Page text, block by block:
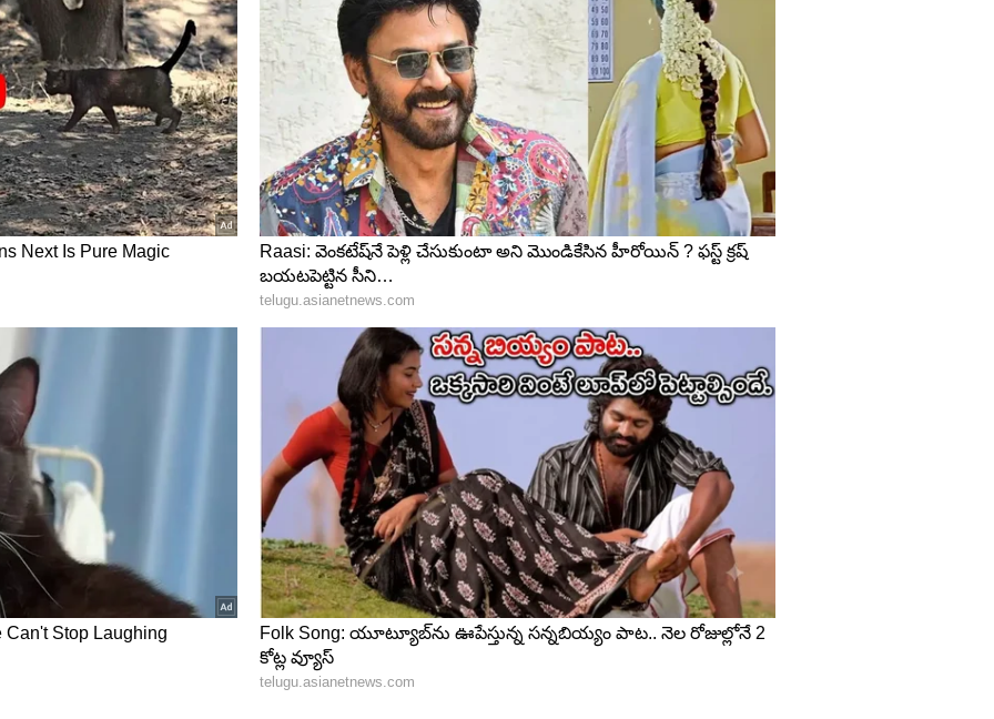
అధికంగా ఉండే ఆహారాన్ని ఇవ్వండి. అల్పాహారం మానేయడం
మందగిస్తుంది. దీని వల్ల ఆహారం సరిగా జీర్ణం కాదు, ఆకలి
గంజి మరియు పచ్చి కూరగాయలు వంటి ఆరోగ్యకరమైన